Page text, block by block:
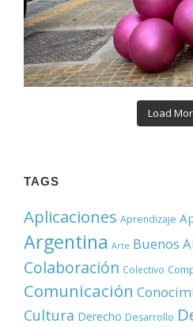
Load
TAGS
Aplicaciones Aprendizaje
Argentina Arte Buenos
Colaboración Colectivo
Comunicación
Cultura Derecho Desarrollo